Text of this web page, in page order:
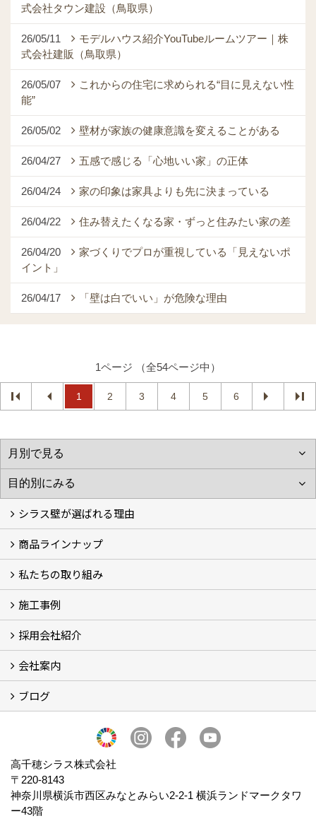
式会社タウン建設（鳥取県）
26/05/11
モデルハウス紹介YouTubeルームツアー｜株
式会社建販（鳥取県）
26/05/07
これからの住宅に求められる“目に見えない性
能”
26/05/02 壁材が家族の健康意識を変えることがある
26/04/27 五感で感じる「心地いい家」の正体
26/04/24 家の印象は家具よりも先に決まっている
26/04/22 住み替えたくなる家・ずっと住みたい家の差
26/04/20
家づくりでプロが重視している「見えないポ
イント」
26/04/17 「壁は白でいい」が危険な理由
1ページ （全54ページ中）
1 2 3 4 5 6
シラス壁が選ばれる理由
シラスストーリー
こだわり
シラス壁の驚くべき性能
商品ラインナップ
一覧
内装仕上げ材
外装仕上げ材
舗装材
水性無機高分子系ハイブリッド型塗料
エコリフォーム
消臭壁紙
Q&A
資料PDF
私たちの取り組み
SDGs、GHGへの取り組み (2)
マグマシラス米
特別対談 (2)
高千穂シラス解説ムービー
研究プロジェクト (4)
プロジェクト (3)
施工事例
施工事例
お客様からのお便り
採用会社紹介
採用会社紹介
「鏝人の会」左官店のご紹介
会社案内
会社概要・沿革
代表の実績
製造紹介
ショールーム
アクセス
採用情報
バナーダウンロード
プライバシーポリシー
Takachiho Shirasu Global Site
LINE公式アカウント
ブログ
高千穂シラス株式会社
〒220-8143
神奈川県横浜市西区みなとみらい2‐2‐1 横浜ランドマークタワ
ー43階